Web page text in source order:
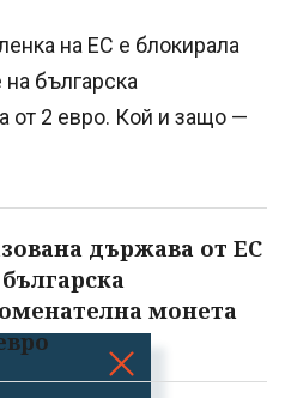
на ЕС е блокирала
българска
от 2 евро. Кой и защо —
държава от ЕС
монета